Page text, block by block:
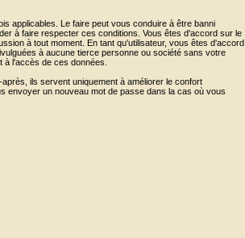
applicables. Le faire peut vous conduire à être banni
à faire respecter ces conditions. Vous êtes d'accord sur le
à tout moment. En tant qu'utilisateur, vous êtes d'accord
à aucune tierce personne ou société sans votre
l'accès de ces données.
ils servent uniquement à améliorer le confort
envoyer un nouveau mot de passe dans la cas où vous